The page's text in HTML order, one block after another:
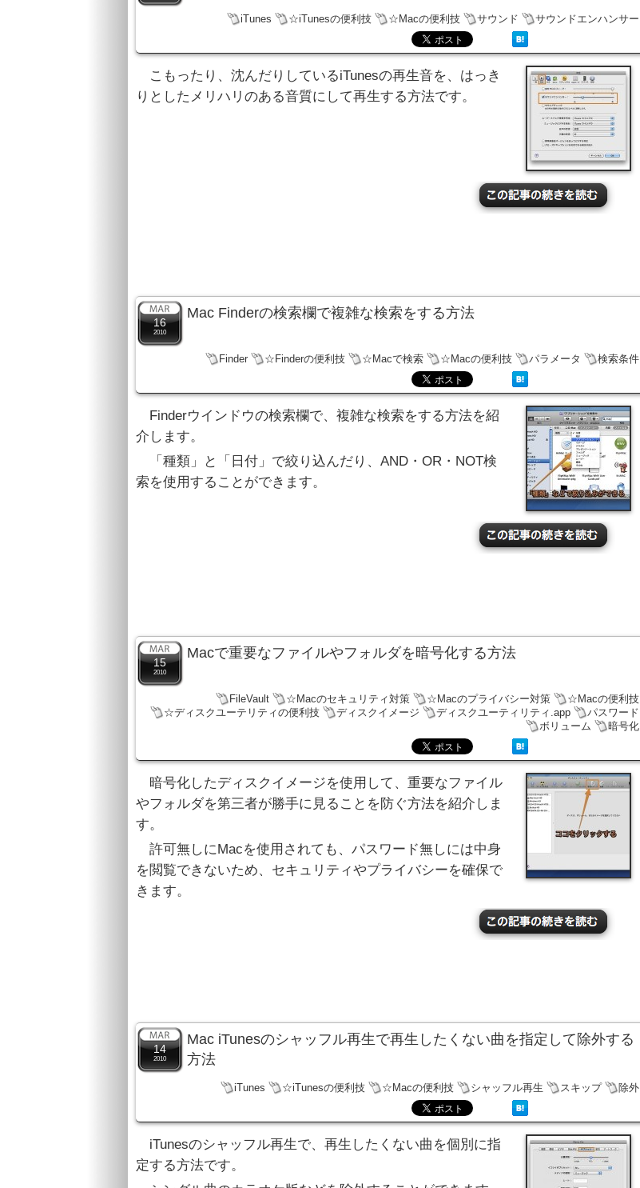
iTunes ☆iTunesの便利技 ☆Macの便利技 サウンド サウンドエンハンサー
こもったり、沈んだりしているiTunesの再生音を、はっき
りとしたメリハリのある音質にして再生する方法です。
16
2010
Mac Finderの検索欄で複雑な検索をする方法
Finder ☆Finderの便利技 ☆Macで検索 ☆Macの便利技 パラメータ 検索条件
Finderウインドウの検索欄で、複雑な検索をする方法を紹
介します。
「種類」と「日付」で絞り込んだり、AND・OR・NOT検
索を使用することができます。
15
2010
Macで重要なファイルやフォルダを暗号化する方法
FileVault ☆Macのセキュリティ対策 ☆Macのプライバシー対策
☆Macの便利技
☆ディスクユーテリティの便利技
ディスクイメージ ディスクユーティリティ.app
パスワード
ボリューム
暗号化
暗号化したディスクイメージを使用して、重要なファイル
やフォルダを第三者が勝手に見ることを防ぐ方法を紹介しま
す。
許可無しにMacを使用されても、パスワード無しには中身
を閲覧できないため、セキュリティやプライバシーを確保で
きます。
14
2010
Mac iTunesのシャッフル再生で再生したくない曲を指定して除外する
方法
iTunes ☆iTunesの便利技 ☆Macの便利技 シャッフル再生 スキップ 除外
iTunesのシャッフル再生で、再生したくない曲を個別に指
定する方法です。